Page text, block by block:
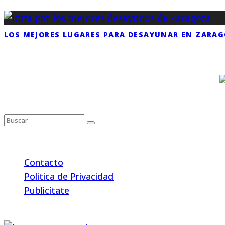
LOS MEJORES LUGARES PARA DESAYUNAR EN
Contacto
Politica de Privacidad
Publicítate